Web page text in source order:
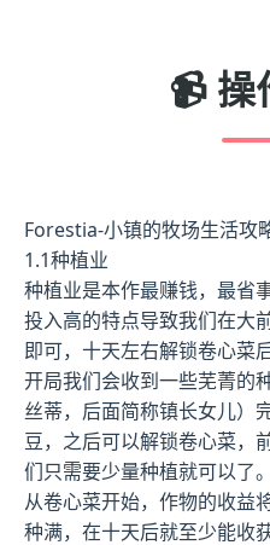
📹 操
Forestia-小镇的牧场生活攻
1.1种植业
种植业是本作最赚钱，最省
投入高的特点导致我们在大
即可，十天左右解锁卷心菜
开局我们会收到一些芜菁的
丝蒂，后面简称镇长女儿）
豆，之后可以解锁卷心菜，
们只需要少量种植就可以了。
从卷心菜开始，作物的收益
种满，在十天后就至少能收